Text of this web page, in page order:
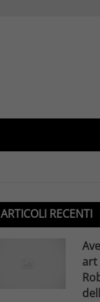
ARTICOLI RECENTI
art